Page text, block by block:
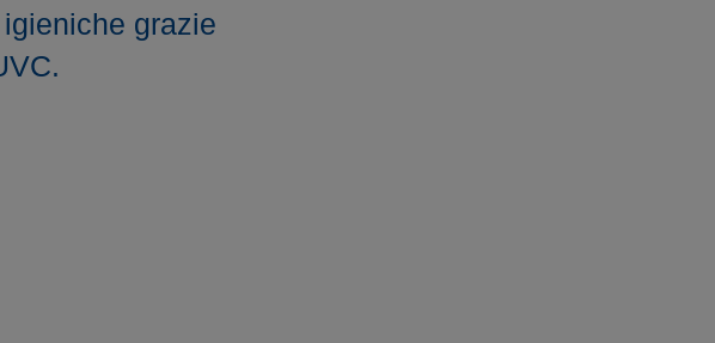
grazie